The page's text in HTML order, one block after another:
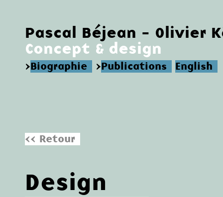
Pascal Béjean - Olivier
Concept & design
>Biographie >Publications English
<< Retour
Design